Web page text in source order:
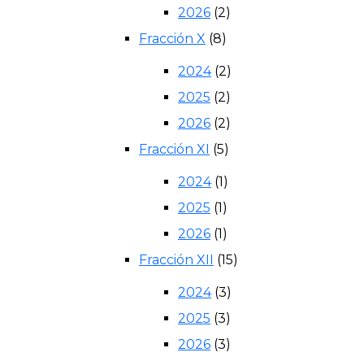
2026 (2)
Fracción X (8)
2024(2)
2025 (2)
2026 (2)
Fracción XI (5)
2024(1)
2025 (1)
2026 (1)
Fracción XII (15)
2024(3)
2025 (3)
2026 (3)